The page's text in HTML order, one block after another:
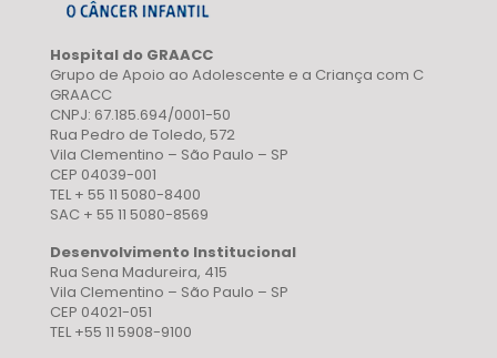
Hospital do GRAACC
Grupo de Apoio ao Adolescente e a Criança com C
GRAACC
CNPJ: 67.185.694/0001-50
Rua Pedro de Toledo, 572
Vila Clementino – São Paulo – SP
CEP 04039-001
TEL + 55 11 5080-8400
SAC + 55 11 5080-8569
Desenvolvimento Institucional
Rua Sena Madureira, 415
Vila Clementino – São Paulo – SP
CEP 04021-051
TEL +55 11 5908-9100